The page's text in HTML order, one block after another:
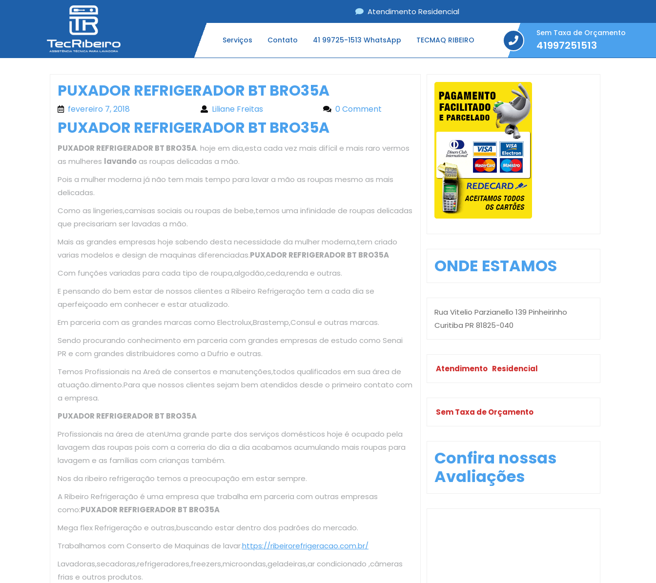
Atendimento Residencial
Serviços Contato 41 99725-1513 WhatsApp TECMAQ RIBEIRO
Sem Taxa de Orçamento
41997251513
41997251513
PUXADOR REFRIGERADOR BT BRO35A
fevereiro 7, 2018 Liliane Freitas 0 Comment
PUXADOR REFRIGERADOR BT BRO35A
PUXADOR REFRIGERADOR BT BRO35A. hoje em dia,esta cada vez mais difícil e mais raro vermos
as mulheres lavando as roupas delicadas a mão.
Pois a mulher moderna já não tem mais tempo para lavar a mão as roupas mesmo as mais
delicadas.
Como as lingeries,camisas sociais ou roupas de bebe,temos uma infinidade de roupas delicadas
que precisariam ser lavadas a mão.
Mais as grandes empresas hoje sabendo desta necessidade da mulher moderna,tem criado
varias modelos e design de maquinas diferenciadas.PUXADOR REFRIGERADOR BT BRO35A
Com funções variadas para cada tipo de roupa,algodão,ceda,renda e outras.
E pensando do bem estar de nossos clientes a Ribeiro Refrigeração tem a cada dia se
aperfeiçoado em conhecer e estar atualizado.
Em parceria com as grandes marcas como Electrolux,Brastemp,Consul e outras marcas.
Sendo procurando conhecimento em parceria com grandes empresas de estudo como Senai
PR e com grandes distribuidores como a Dufrio e outras.
Temos Profissionais na Areá de consertos e manutenções,todos qualificados em sua área de
atuação.dimento.Para que nossos clientes sejam bem atendidos desde o primeiro contato com
a empresa.
PUXADOR REFRIGERADOR BT BRO35A
Profissionais na área de atenUma grande parte dos serviços domésticos hoje é ocupado pela
lavagem das roupas pois com a correria do dia a dia acabamos acumulando mais roupas para
lavagem e as famílias com crianças também.
Nos da ribeiro refrigeração temos a preocupação em estar sempre.
A Ribeiro Refrigeração é uma empresa que trabalha em parceria com outras empresas
como:PUXADOR REFRIGERADOR BT BRO35A
Mega flex Refrigeração e outras,buscando estar dentro dos padrões do mercado.
Trabalhamos com Conserto de Maquinas de lavar.https://ribeirorefrigeracao.com.br/
Lavadoras,secadoras,refrigeradores,freezers,microondas,geladeiras,ar condicionado ,câmeras
frias e outros produtos.
ONDE ESTAMOS
Rua Vitelio Parzianello 139 Pinheirinho
Curitiba PR 81825-040
Atendimento Residencial
Sem Taxa de Orçamento
Confira nossas
Avaliações